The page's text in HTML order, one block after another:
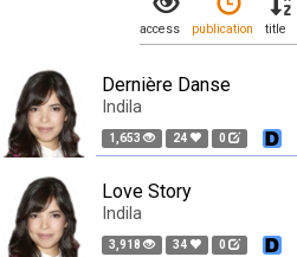
access publication title
Dernière Danse
Indila
1,653 24 0
Love Story
Indila
3,918 34 0